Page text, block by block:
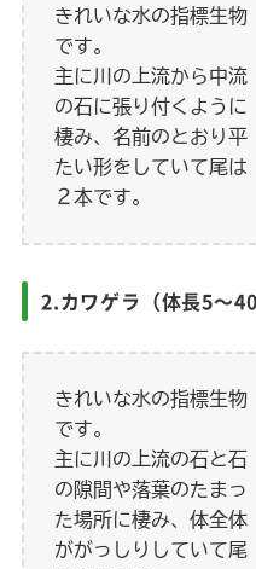
きれいな水の指標生物
です。
主に川の上流から中流
の石に張り付くように
棲み、名前のとおり平
たい形をしていて尾は
２本です。
2.カワゲラ（体長5～
きれいな水の指標生物
です。
主に川の上流の石と石
の隙間や落葉のたまっ
た場所に棲み、体全体
ががっしりしていて尾